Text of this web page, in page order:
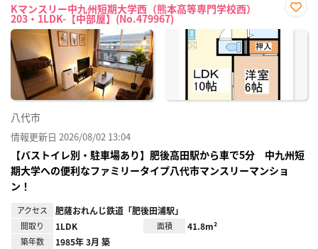
Kマンスリー中九州短期大学西（熊本高等専門学校西）
203・1LDK-【中部屋】(No.479967)
に入
八代市
情報更新日 2026/08/02 13:04
【バストイレ別・駐車場あり】肥後高田駅から車で5分 中九州短
期大学への便利なファミリータイプ八代市マンスリーマンショ
ン！
アクセス 肥薩おれんじ鉄道「肥後田浦駅」
間取り 1LDK 面積 41.8m²
築年数 1985年 3月 築